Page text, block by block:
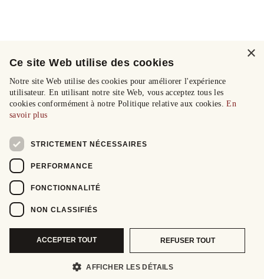
×
Ce site Web utilise des cookies
Notre site Web utilise des cookies pour améliorer l'expérience
utilisateur. En utilisant notre site Web, vous acceptez tous les
cookies conformément à notre Politique relative aux cookies.En
savoir plus
STRICTEMENT NÉCESSAIRES
PERFORMANCE
FONCTIONNALITÉ
NON CLASSIFIÉS
ACCEPTER TOUT REFUSER TOUT
AFFICHER LES DÉTAILS